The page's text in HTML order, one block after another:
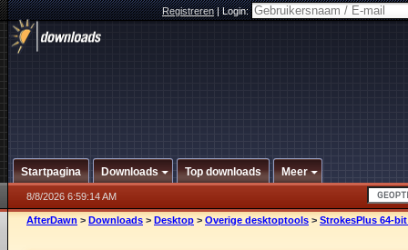
Registreren|Login:
Startpagina Downloads Top downloads Meer
8/8/2026 6:59:14 AM
AfterDawn > Downloads > Desktop > Overige desktoptools > StrokesPlus 64-